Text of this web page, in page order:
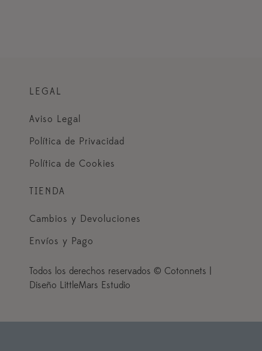
LEGAL
Aviso Legal
Política de Privacidad
Política de Cookies
TIENDA
Cambios y Devoluciones
Envíos y Pago
Todos los derechos reservados © Cotonnets |
Diseño LittleMars Estudio